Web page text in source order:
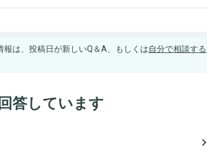
は、投稿日が新しいQ＆A、もしくは自分で相談する
答しています
navigate_next